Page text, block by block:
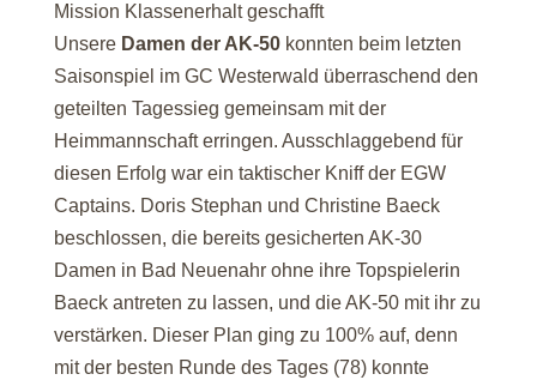
Mission Klassenerhalt geschafft
Unsere Damen der AK-50konnten beim letzten
Saisonspiel im GC Westerwald überraschend den
geteilten Tagessieg gemeinsam mit der
Heimmannschaft erringen. Ausschlaggebend für
diesen Erfolg war ein taktischer Kniff der EGW
Captains. Doris Stephan und Christine Baeck
beschlossen, die bereits gesicherten AK-30
Damen in Bad Neuenahr ohne ihre Topspielerin
Baeck antreten zu lassen, und die AK-50 mit ihr zu
verstärken. Dieser Plan ging zu 100% auf, denn
mit der besten Runde des Tages (78) konnte